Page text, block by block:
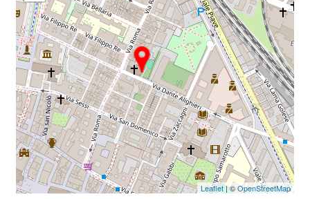
Leaflet| ©OpenStreetMap